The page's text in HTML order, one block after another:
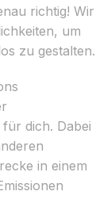
richtig! Wir
um
zu gestalten.
dich. Dabei
in einem